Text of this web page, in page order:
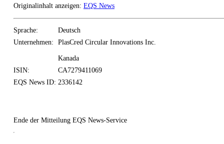
Originalinhalt anzeigen: EQS News
Sprache:
Deutsch
Unternehmen:
PlasCred Circular Innovations Inc.
Kanada
ISIN:
CA7279411069
EQS News ID: 2336142
Ende der Mitteilung EQS News-Service